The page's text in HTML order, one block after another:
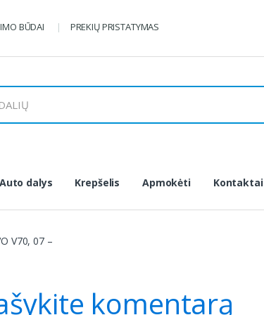
BŪDAI PREKIŲ PRISTATYMAS
Auto dalys Krepšelis Apmokėti Kontaktai
V70, 07 –
komentarą